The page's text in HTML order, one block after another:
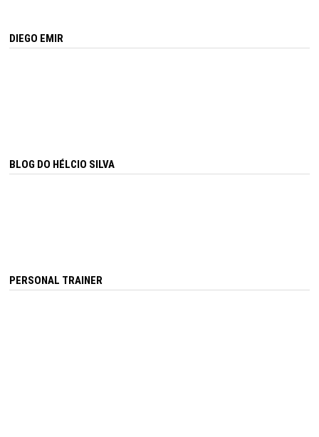
DIEGO EMIR
BLOG DO HÉLCIO SILVA
PERSONAL TRAINER